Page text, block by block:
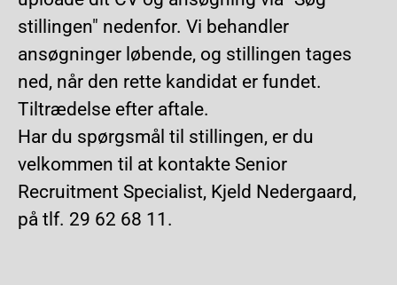
stillingen" nedenfor. Vi behandler
ansøgninger løbende, og stillingen tages
ned, når den rette kandidat er fundet.
Tiltrædelse efter aftale.
Har du spørgsmål til stillingen, er du
velkommen til at kontakte Senior
Recruitment Specialist, Kjeld Nedergaard,
på tlf. 29 62 68 11.